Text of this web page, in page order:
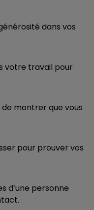
dans vos
votre travail pour
montrer que vous
pour prouver vos
d’une personne